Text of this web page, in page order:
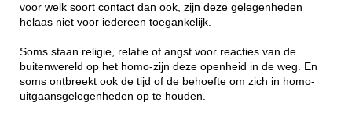
voor welk soort contact dan ook, zijn deze gelegenheden
helaas niet voor iedereen toegankelijk.
Soms staan religie, relatie of angst voor reacties van de
buitenwereld op het homo-zijn deze openheid in de weg. En
soms ontbreekt ook de tijd of de behoefte om zich in homo-
uitgaansgelegenheden op te houden.